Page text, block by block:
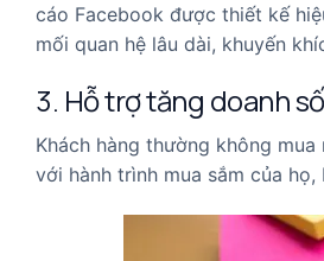
cáo Facebook được thiết kế
mối quan hệ lâu dài, khuyến
3. Hỗ trợ tăng doanh
Khách hàng thường không
với hành trình mua sắm của